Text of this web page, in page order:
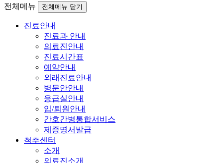
전체메뉴 전체메뉴 닫기
진료안내
진료과 안내
의료진안내
진료시간표
예약안내
외래진료안내
병문안안내
응급실안내
입/퇴원안내
간호간병통합서비스
제증명서발급
척추센터
소개
의료진소개